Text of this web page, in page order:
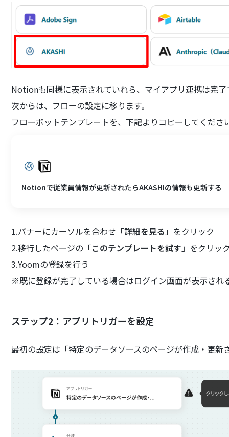
Notionも同様に表示されていれら、マイアプリ連携は完了
次からは、フローの設定に移ります。
フローボットテンプレートを、下記よりコピーしてくださ
Notionで従業員情報が更新されたらAKASHIの情報も更新する
1.バナーにカーソルを合わせ「詳細を見る」をクリック
2.移行したページの「このテンプレートを試す」 をクリッ
3.Yoomの登録を行う
※既に登録が完了している場合はログイン画面が表示され
ステップ2：アプリトリガーを設定
最初の設定は「特定のデータソースのページが作成・更新